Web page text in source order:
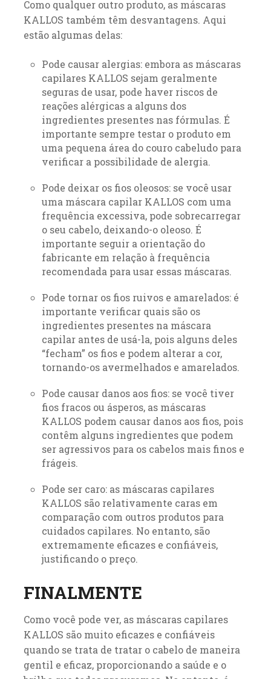
Como qualquer outro produto, as máscaras
KALLOS também têm desvantagens. Aqui
estão algumas delas:
Pode causar alergias: embora as máscaras
capilares KALLOS sejam geralmente
seguras de usar, pode haver riscos de
reações alérgicas a alguns dos
ingredientes presentes nas fórmulas. É
importante sempre testar o produto em
uma pequena área do couro cabeludo para
verificar a possibilidade de alergia.
Pode deixar os fios oleosos: se você usar
uma máscara capilar KALLOS com uma
frequência excessiva, pode sobrecarregar
o seu cabelo, deixando-o oleoso. É
importante seguir a orientação do
fabricante em relação à frequência
recomendada para usar essas máscaras.
Pode tornar os fios ruivos e amarelados: é
importante verificar quais são os
ingredientes presentes na máscara
capilar antes de usá-la, pois alguns deles
“fecham” os fios e podem alterar a cor,
tornando-os avermelhados e amarelados.
Pode causar danos aos fios: se você tiver
fios fracos ou ásperos, as máscaras
KALLOS podem causar danos aos fios, pois
contêm alguns ingredientes que podem
ser agressivos para os cabelos mais finos e
frágeis.
Pode ser caro: as máscaras capilares
KALLOS são relativamente caras em
comparação com outros produtos para
cuidados capilares. No entanto, são
extremamente eficazes e confiáveis,
justificando o preço.
FINALMENTE
Como você pode ver, as máscaras capilares
KALLOS são muito eficazes e confiáveis ​​
quando se trata de tratar o cabelo de maneira
gentil e eficaz, proporcionando a saúde e o